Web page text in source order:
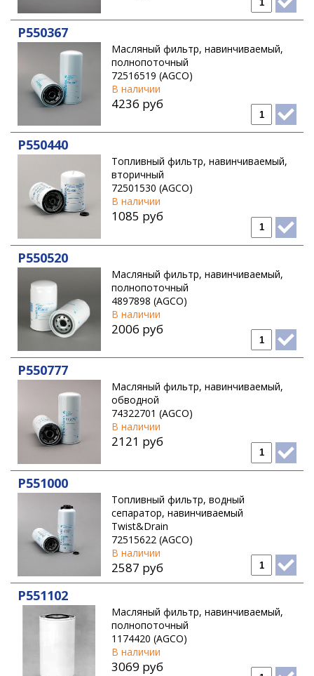
P550367
Масляный фильтр, навинчиваемый,
полнопоточный
72516519 (AGCO)
В наличии
4236 руб
P550440
Топливный фильтр, навинчиваемый,
вторичный
72501530 (AGCO)
В наличии
1085 руб
P550520
Масляный фильтр, навинчиваемый,
полнопоточный
4897898 (AGCO)
В наличии
2006 руб
P550777
Масляный фильтр, навинчиваемый,
обводной
74322701 (AGCO)
В наличии
2121 руб
P551000
Топливный фильтр, водный
сепаратор, навинчиваемый
Twist&Drain
72515622 (AGCO)
В наличии
2587 руб
P551102
Масляный фильтр, навинчиваемый,
полнопоточный
1174420 (AGCO)
В наличии
3069 руб